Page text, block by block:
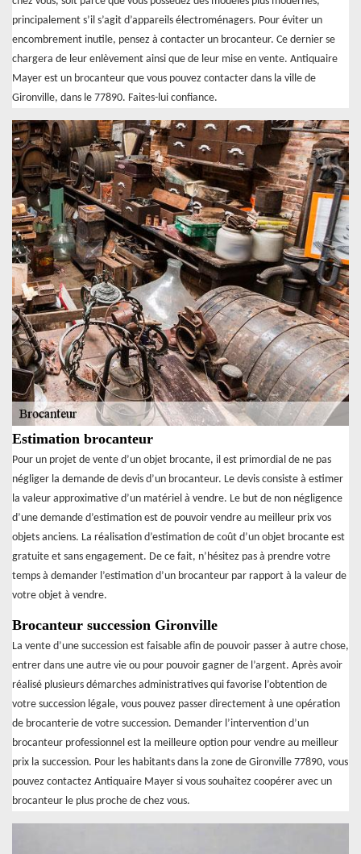
principalement s’il s’agit d’appareils électroménagers. Pour éviter un
encombrement inutile, pensez à contacter un brocanteur. Ce dernier se
chargera de leur enlèvement ainsi que de leur mise en vente. Antiquaire
Mayer est un brocanteur que vous pouvez contacter dans la ville de
Gironville, dans le 77890. Faites-lui confiance.
Estimation brocanteur
Pour un projet de vente d’un objet brocante, il est primordial de ne pas
négliger la demande de devis d’un brocanteur. Le devis consiste à estimer
la valeur approximative d’un matériel à vendre. Le but de non négligence
d’une demande d’estimation est de pouvoir vendre au meilleur prix vos
objets anciens. La réalisation d’estimation de coût d’un objet brocante est
gratuite et sans engagement. De ce fait, n’hésitez pas à prendre votre
temps à demander l’estimation d’un brocanteur par rapport à la valeur de
votre objet à vendre.
Brocanteur succession Gironville
La vente d’une succession est faisable afin de pouvoir passer à autre chose,
entrer dans une autre vie ou pour pouvoir gagner de l’argent. Après avoir
réalisé plusieurs démarches administratives qui favorise l’obtention de
votre succession légale, vous pouvez passer directement à une opération
de brocanterie de votre succession. Demander l’intervention d’un
brocanteur professionnel est la meilleure option pour vendre au meilleur
prix la succession. Pour les habitants dans la zone de Gironville 77890, vous
pouvez contactez Antiquaire Mayer si vous souhaitez coopérer avec un
brocanteur le plus proche de chez vous.